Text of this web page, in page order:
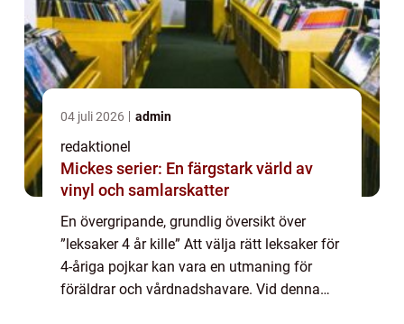
04 juli 2026 admin
redaktionel
Mickes serier: En färgstark värld av
vinyl och samlarskatter
En övergripande, grundlig översikt över
”leksaker 4 år kille” Att välja rätt leksaker för
4-åriga pojkar kan vara en utmaning för
föräldrar och vårdnadshavare. Vid denna